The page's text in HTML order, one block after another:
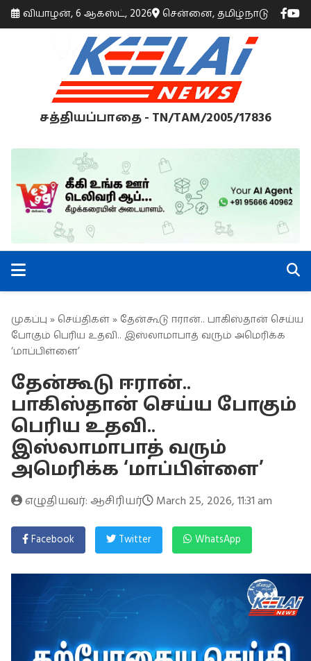
வியாழன், 6 ஆகஸ்ட், 2026 சென்னை, தமிழ்நாடு
சத்தியப்பாதை - TN/TAM/2005/17836
முகப்பு » செய்திகள் » தேன்கூடு ஈரான்.. பாகிஸ்தான் செய்ய
போகும் பெரிய உதவி.. இஸ்லாமாபாத் வரும் அமெரிக்க
‘மாப்பிள்ளை’
தேன்கூடு ஈரான்..
பாகிஸ்தான் செய்ய போகும்
பெரிய உதவி..
இஸ்லாமாபாத் வரும்
அமெரிக்க ‘மாப்பிள்ளை’
எழுதியவர்: ஆசிரியர் March 25, 2026, 11:31 am
Facebook Twitter WhatsApp